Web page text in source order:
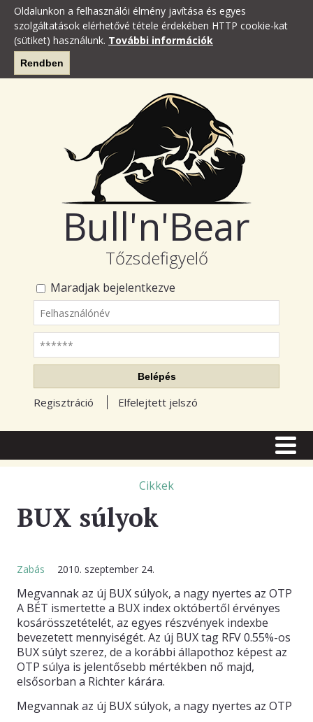
Oldalunkon a felhasználói élmény javítása és egyes
szolgáltatások elérhetővé tétele érdekében HTTP cookie-kat
(sütiket) használunk. További információk
Rendben
Bull'n'Bear
Tőzsdefigyelő
Maradjak bejelentkezve
Felhasználónév
Jelszó
Belépés
Regisztráció Elfelejtett jelszó
TŐZSDE FÓRUM
RSS OLVASÓ
BLOGOK
ELŐFIZETÉS
KAPCSOLAT
Cikkek
BUX súlyok
Zabás 2010. szeptember 24.
Megvannak az új BUX súlyok, a nagy nyertes az OTP
A BÉT ismertette a BUX index októbertől érvényes
kosárösszetételét, az egyes részvények indexbe
bevezetett mennyiségét. Az új BUX tag RFV 0.55%-os
BUX súlyt szerez, de a korábbi állapothoz képest az
OTP súlya is jelentősebb mértékben nő majd,
elsősorban a Richter kárára.
Megvannak az új BUX súlyok, a nagy nyertes az OTP